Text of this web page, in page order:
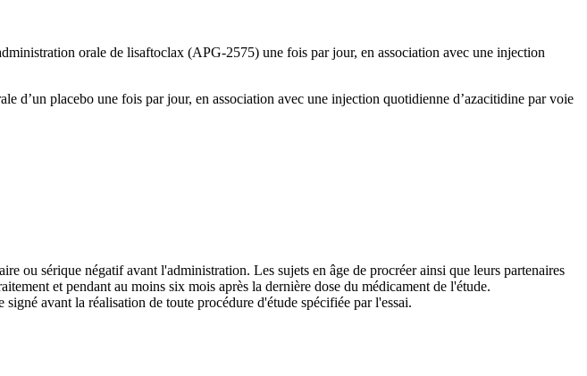
orale de lisaftoclax (APG-2575) une fois par jour, en association avec une injection
d’un placebo une fois par jour, en association avec une injection quotidienne d’azacitidine par voie
ou sérique négatif avant l'administration. Les sujets en âge de procréer ainsi que leurs partenaires
et pendant au moins six mois après la dernière dose du médicament de l'étude.
avant la réalisation de toute procédure d'étude spécifiée par l'essai.